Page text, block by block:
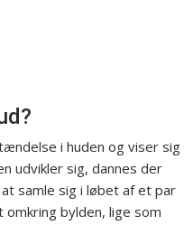
i huden og viser sig
udvikler sig, dannes der
samle sig i løbet af et par
bylden, lige som